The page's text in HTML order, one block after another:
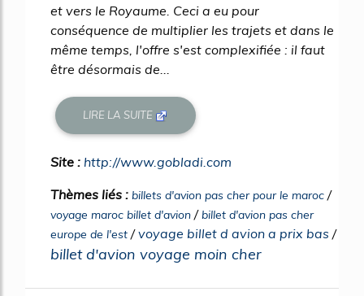
et vers le Royaume. Ceci a eu pour
conséquence de multiplier les trajets et dans le
même temps, l'offre s'est complexifiée : il faut
être désormais de...
LIRE LA SUITE
Site : http://www.gobladi.com
Thèmes liés : billets d'avion pas cher pour le maroc /
voyage maroc billet d'avion /billet d'avion pas cher
europe de l'est /voyage billet d avion a prix bas /
billet d'avion voyage moin cher